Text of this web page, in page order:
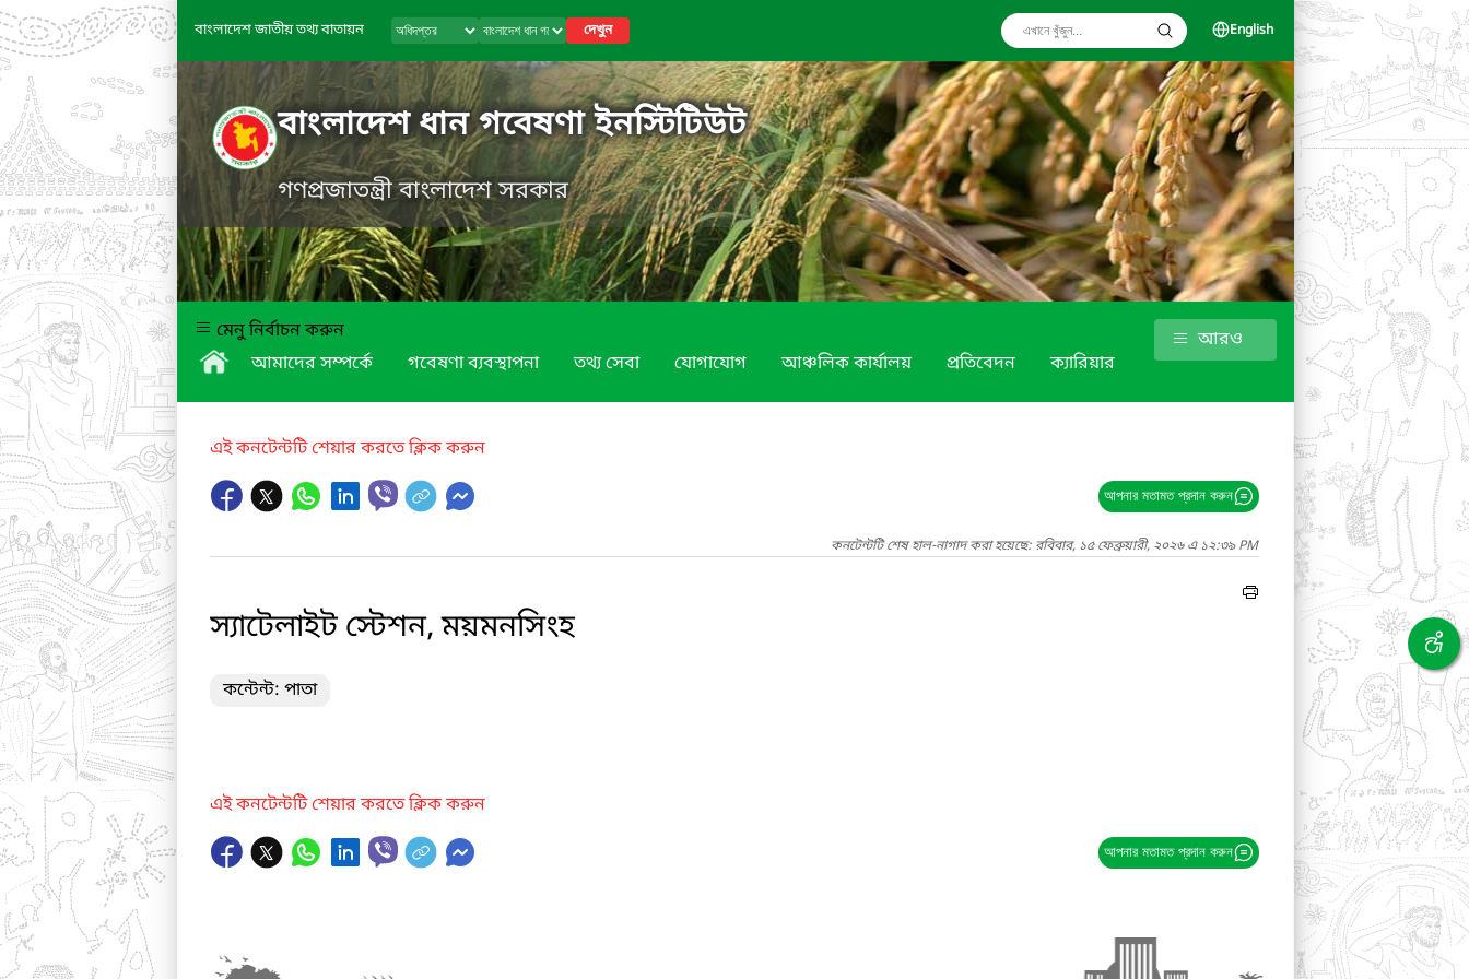
বাংলাদেশ জাতীয় তথ্য বাতায়ন দেখুন English
বাংলাদেশ ধান গবেষণা ইনস্টিটিউট
গণপ্রজাতন্ত্রী বাংলাদেশ সরকার
মেনু নির্বাচন করুন
আমাদের সম্পর্কে
গবেষণা ব্যবস্থাপনা তথ্য সেবা যোগাযোগ আঞ্চলিক কার্যালয় প্রতিবেদন ক্যারিয়ার
আরও
এই কনটেন্টটি শেয়ার করতে ক্লিক করুন
আপনার মতামত প্রদান করুন
কনটেন্টটি শেষ হাল-নাগাদ করা হয়েছে: রবিবার, ১৫ ফেব্রুয়ারী, ২০২৬ এ ১২:৩৯ PM
স্যাটেলাইট স্টেশন, ময়মনসিংহ
কন্টেন্ট: পাতা
এই কনটেন্টটি শেয়ার করতে ক্লিক করুন
আপনার মতামত প্রদান করুন